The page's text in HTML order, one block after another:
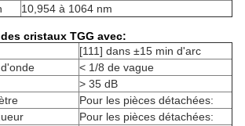
10,954 à 1064 nm
cristaux TGG avec:
[111] dans ±15 min d'arc
< 1/8 de vague
> 35 dB
Pour les pièces détachées:
Pour les pièces détachées: